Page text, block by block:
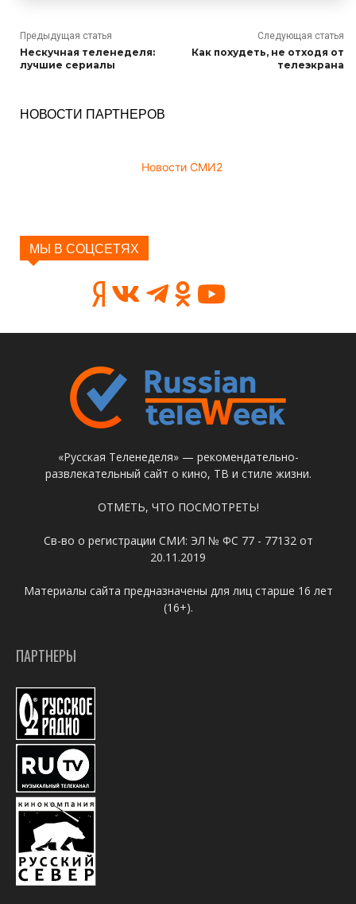
Предыдущая статья
Нескучная теленеделя:
лучшие сериалы
Следующая статья
Как похудеть, не отходя от
телеэкрана
НОВОСТИ ПАРТНЕРОВ
Новости СМИ2
МЫ В СОЦСЕТЯХ
«Русская Теленеделя» — рекомендательно-
развлекательный сайт о кино, ТВ и стиле жизни.
ОТМЕТЬ, ЧТО ПОСМОТРЕТЬ!
Св-во о регистрации СМИ: ЭЛ № ФС 77 - 77132 от
20.11.2019
Материалы сайта предназначены для лиц старше 16 лет
(16+).
ПАРТНЕРЫ